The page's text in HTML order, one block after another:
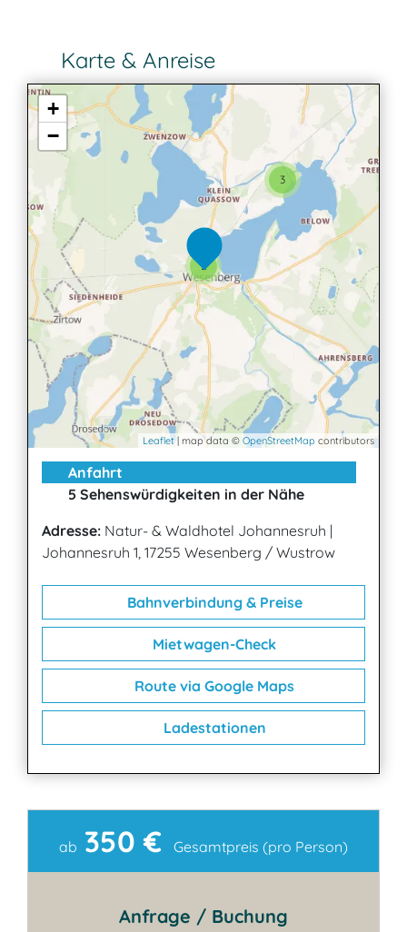
Karte & Anreise
3
2
+
−
Leaflet | map data © OpenStreetMap contributors
Anfahrt
5 Sehenswürdigkeiten in der Nähe
Adresse: Natur- & Waldhotel Johannesruh |
Johannesruh 1, 17255 Wesenberg / Wustrow
Bahnverbindung & Preise
Mietwagen-Check
Route via Google Maps
Ladestationen
Kontakt
ab 350 € Gesamtpreis (pro Person)
Anfrage / Buchung